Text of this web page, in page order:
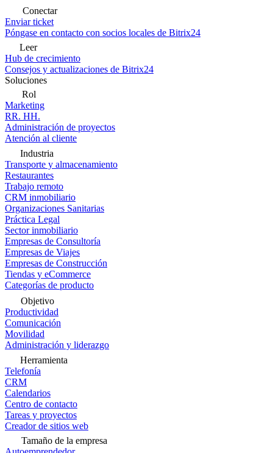
Conectar
Enviar ticket
Póngase en contacto con socios locales de Bitrix24
Leer
Hub de crecimiento
Consejos y actualizaciones de Bitrix24
Soluciones
Rol
Marketing
RR. HH.
Administración de proyectos
Atención al cliente
Industria
Transporte y almacenamiento
Restaurantes
Trabajo remoto
CRM inmobiliario
Organizaciones Sanitarias
Práctica Legal
Sector inmobiliario
Empresas de Consultoría
Empresas de Viajes
Empresas de Construcción
Tiendas y eCommerce
Categorías de producto
Objetivo
Productividad
Comunicación
Movilidad
Administración y liderazgo
Herramienta
Telefonía
CRM
Calendarios
Centro de contacto
Tareas y proyectos
Creador de sitios web
Tamaño de la empresa